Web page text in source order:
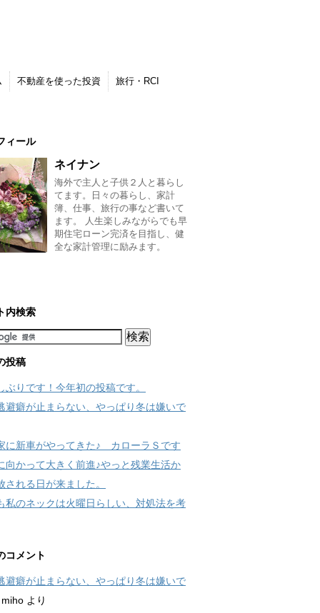
不動産を使った投資
旅行・RCI
ィール
ネイナン
海外で主人と子供２人と暮らし
てます。日々の暮らし、家計
簿、仕事、旅行の事など書いて
ます。 人生楽しみながらでも早
期住宅ローン完済を目指し、健
全な家計管理に励みます。
内検索
投稿
ぶりです！今年初の投稿です。
避癖が止まらない、やっぱり冬は嫌いで
に新車がやってきた♪ カローラＳです
向かって大きく前進♪やっと残業生活か
される日が来ました。
私のネックは火曜日らしい、対処法を考
コメント
避癖が止まらない、やっぱり冬は嫌いで
miho より